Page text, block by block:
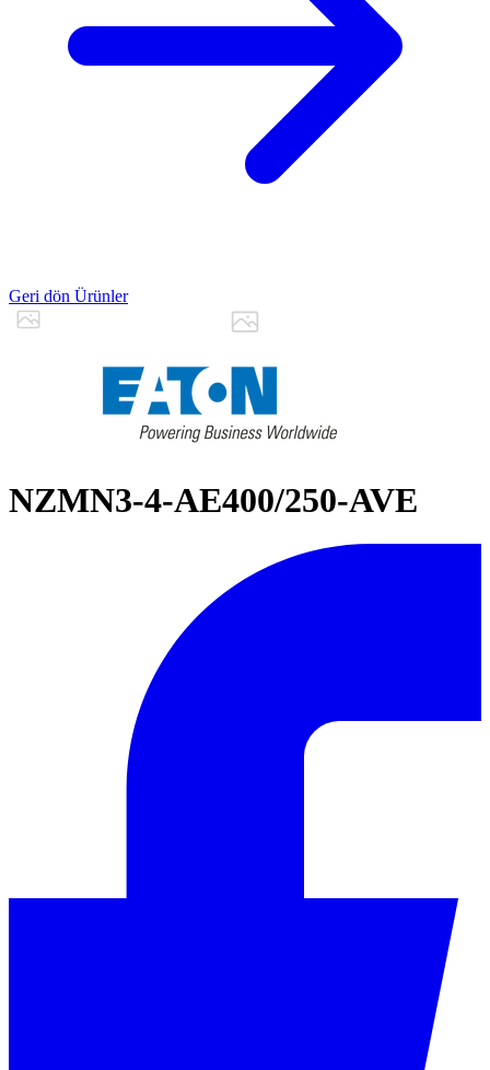
Geri dön Ürünler
NZMN3-4-AE400/250-AVE